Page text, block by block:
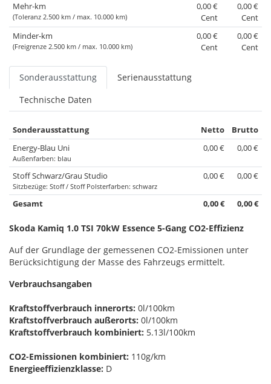
Mehr-km
(Toleranz 2.500 km / max. 10.000 km)
0,00 €
Cent
0,00 €
Cent
Minder-km
(Freigrenze 2.500 km / max. 10.000 km)
0,00 €
Cent
0,00 €
Cent
Sonderausstattung
Serienausstattung
Technische Daten
Sonderausstattung Netto
Brutto
Energy-Blau Uni
Außenfarben: blau
0,00 € 0,00 €
Stoff Schwarz/Grau Studio
Sitzbezüge: Stoff / Stoff Polsterfarben: schwarz
0,00 € 0,00 €
Gesamt 0,00 € 0,00 €
Skoda Kamiq 1.0 TSI 70kW Essence 5-Gang CO2-Effizienz
Auf der Grundlage der gemessenen CO2-Emissionen unter
Berücksichtigung der Masse des Fahrzeugs ermittelt.
Verbrauchsangaben
Kraftstoffverbrauch innerorts: 0l/100km
Kraftstoffverbrauch außerorts: 0l/100km
Kraftstoffverbrauch kombiniert: 5.13l/100km
CO2-Emissionen kombiniert: 110g/km
Energieeffizienzklasse: D